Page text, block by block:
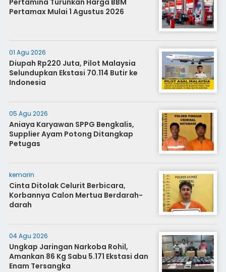
Pertamina Turunkan Harga BBM
Pertamax Mulai 1 Agustus 2026
01 Agu 2026
Diupah Rp220 Juta, Pilot Malaysia
Selundupkan Ekstasi 70.114 Butir ke
Indonesia
05 Agu 2026
Aniaya Karyawan SPPG Bengkalis,
Supplier Ayam Potong Ditangkap
Petugas
kemarin
Cinta Ditolak Celurit Berbicara,
Korbannya Calon Mertua Berdarah-
darah
04 Agu 2026
Ungkap Jaringan Narkoba Rohil,
Amankan 86 Kg Sabu 5.171 Ekstasi dan
Enam Tersangka